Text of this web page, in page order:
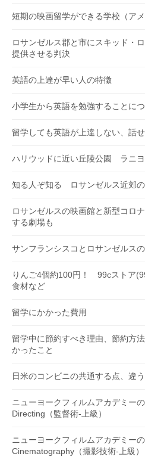
短期の映画留学ができる学校（アメ
ロサンゼルス郡と市にスキッド・
提供させる判決
英語の上達が早い人の特徴
小学生から英語を勉強することに
留学しても英語が上達しない、話
ハリウッドに近い丘陵公園 ラニ
知る人ぞ知る ロサンゼルス近郊
ロサンゼルスの映画館と新型コロ
する劇場も
サンフランシスコとロサンゼルス
りんご4個約100円！ 99cストア
食材など
留学にかかった費用
留学中に節約すべき理由、節約方
かったこと
日米のコンビニの共通する点、違
ニューヨークフィルムアカデミー
Directing（監督術-上級）
ニューヨークフィルムアカデミー
Cinematography（撮影技術-上級）